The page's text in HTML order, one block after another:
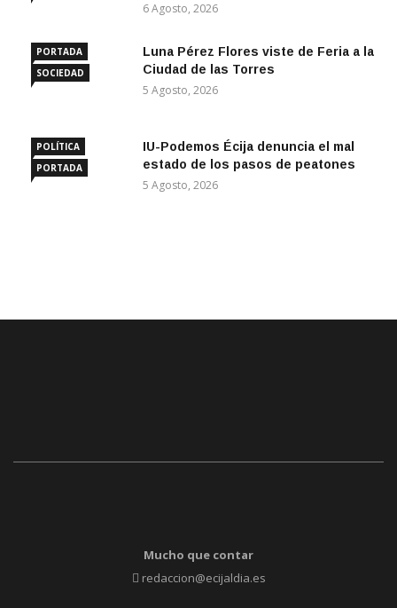
6 Agosto, 2026
PORTADA
SOCIEDAD
Luna Pérez Flores viste de Feria a la
Ciudad de las Torres
5 Agosto, 2026
POLÍTICA
PORTADA
IU-Podemos Écija denuncia el mal
estado de los pasos de peatones
5 Agosto, 2026
Mucho que contar
redaccion@ecijaldia.es